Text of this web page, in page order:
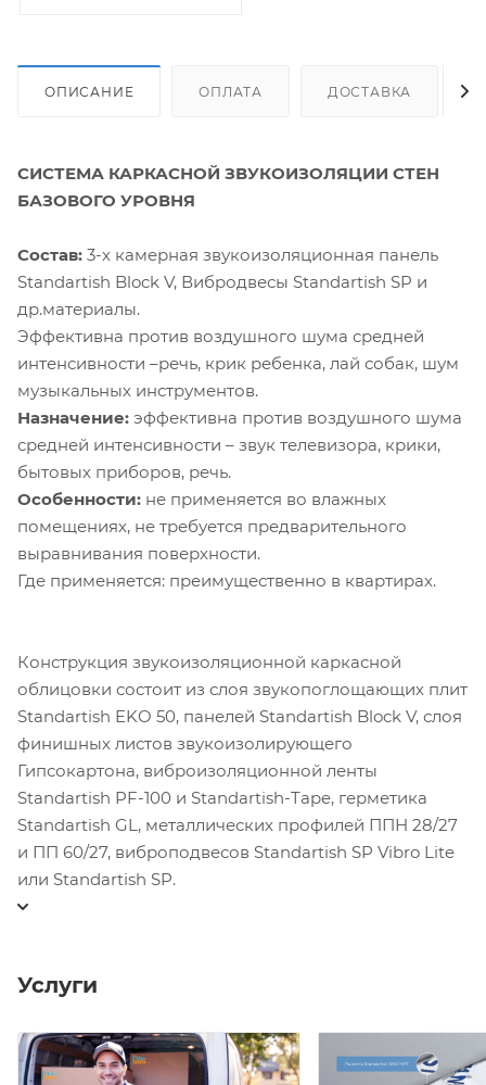
ОПИСАНИЕ ОПЛАТА ДОСТАВКА
СИСТЕМА КАРКАСНОЙ ЗВУКОИЗОЛЯЦИИ СТЕН
БАЗОВОГО УРОВНЯ
Состав: 3-х камерная звукоизоляционная панель
Standartish Block V, Вибродвесы Standartish SP и
др.материалы.
Эффективна против воздушного шума средней
интенсивности –речь, крик ребенка, лай собак, шум
музыкальных инструментов.
Назначение: эффективна против воздушного шума
средней интенсивности – звук телевизора, крики,
бытовых приборов, речь.
Особенности: не применяется во влажных
помещениях, не требуется предварительного
выравнивания поверхности.
Где применяется: преимущественно в квартирах.
Конструкция звукоизоляционной каркасной
облицовки состоит из слоя звукопоглощающих плит
Standartish EKO 50, панелей Standartish Block V, слоя
финишных листов звукоизолирующего
Гипсокартона, виброизоляционной ленты
Standartish PF-100 и Standartish-Tape, герметика
Standartish GL, металлических профилей ППН 28/27
и ПП 60/27, виброподвесов Standartish SP Vibro Lite
или Standartish SP.
Услуги